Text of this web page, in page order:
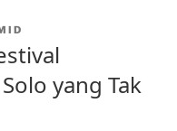
yang Tak